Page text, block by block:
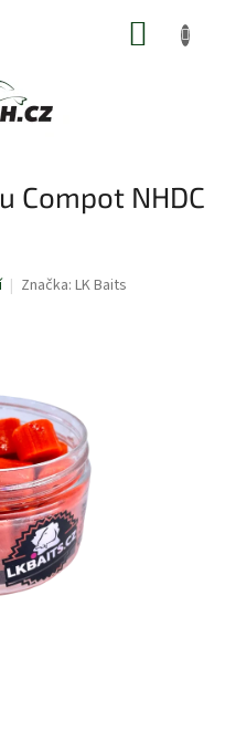
Compot NHDC
Značka: LK Baits